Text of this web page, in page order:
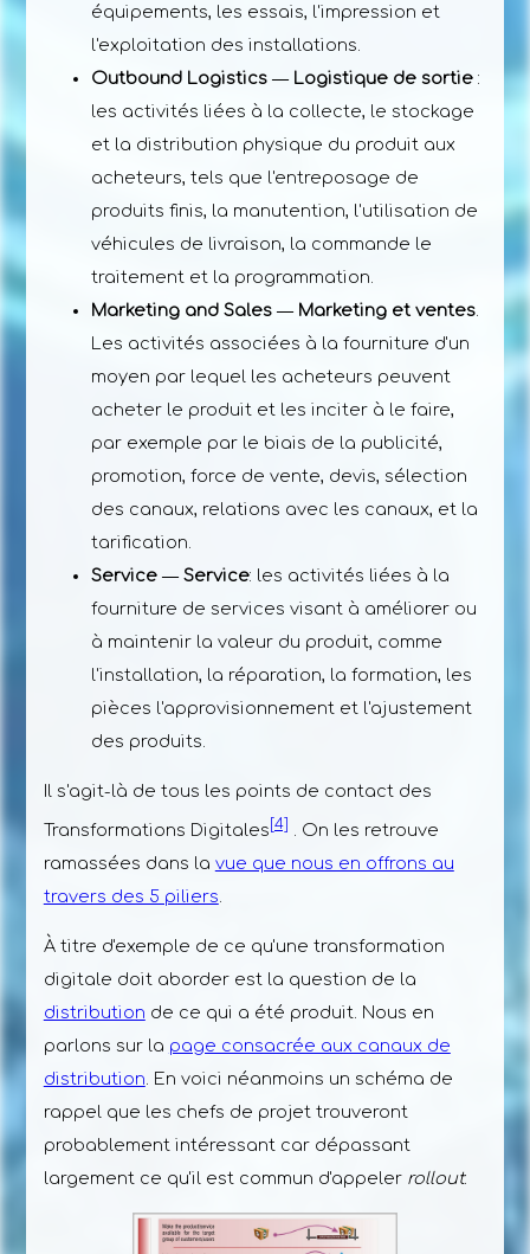
équipements, les essais, l'impression et
l'exploitation des installations.
Outbound Logistics ― Logistique de sortie:
les activités liées à la collecte, le stockage
et la distribution physique du produit aux
acheteurs, tels que l'entreposage de
produits finis, la manutention, l'utilisation de
véhicules de livraison, la commande le
traitement et la programmation.
Marketing and Sales ― Marketing et ventes.
Les activités associées à la fourniture d'un
moyen par lequel les acheteurs peuvent
acheter le produit et les inciter à le faire,
par exemple par le biais de la publicité,
promotion, force de vente, devis, sélection
des canaux, relations avec les canaux, et la
tarification.
Service ― Service: les activités liées à la
fourniture de services visant à améliorer ou
à maintenir la valeur du produit, comme
l'installation, la réparation, la formation, les
pièces l'approvisionnement et l'ajustement
des produits.
Il s'agit-là de tous les points de contact des
Transformations Digitales [4]
. On les retrouve
ramassées dans la vue que nous en offrons au
travers des 5 piliers
À titre d'exemple de ce qu'une transformation
digitale doit aborder est la question de la
distribution de ce qui a été produit. Nous en
parlons sur la page consacrée aux canaux de
distribution. En voici néanmoins un schéma de
rappel que les chefs de projet trouveront
probablement intéressant car dépassant
largement ce qu'il est commun d'appeler rollout: